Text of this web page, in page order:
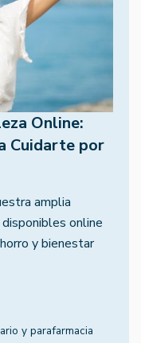
Online:
Cuidarte por
amplia
online
y bienestar
y parafarmacia